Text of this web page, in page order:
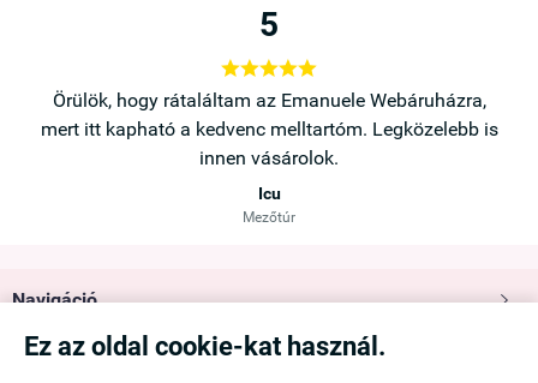
Ez az oldal cookie-kat használ.
5

Örülök, hogy rátaláltam az Emanuele Webáruházra,
mert itt kapható a kedvenc melltartóm. Legközelebb is
innen vásárolok.
Icu
Mezőtúr
Navigáció 
Saját fiók